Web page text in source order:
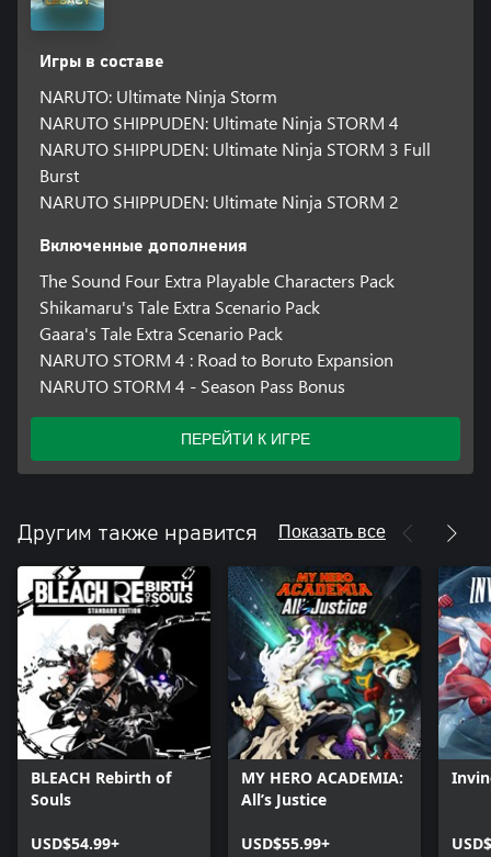
Игры в составе
NARUTO: Ultimate Ninja Storm
NARUTO SHIPPUDEN: Ultimate Ninja STORM 4
NARUTO SHIPPUDEN: Ultimate Ninja STORM 3 Full
Burst
NARUTO SHIPPUDEN: Ultimate Ninja STORM 2
Включенные дополнения
The Sound Four Extra Playable Characters Pack
Shikamaru's Tale Extra Scenario Pack
Gaara's Tale Extra Scenario Pack
NARUTO STORM 4 : Road to Boruto Expansion
NARUTO STORM 4 - Season Pass Bonus
ПЕРЕЙТИ К ИГРЕ
Другим также нравится Показать все
BLEACH Rebirth of
Souls
USD$54.99+
MY HERO ACADEMIA:
All’s Justice
USD$55.99+